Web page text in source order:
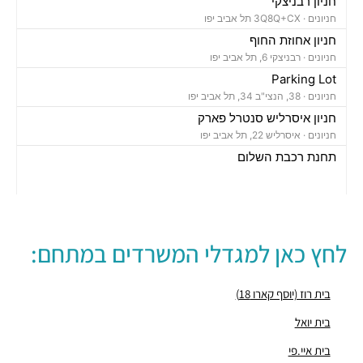
חניונים ·
חניון אחוזת החוף
חניונים · רבניצקי 6, תל אביב יפו
Parking Lot
חניונים ·
חניון איסרליש סנטרל פארק
חניונים · איסרליש 22, תל אביב יפו
תחנת רכבת השלום
רכבת / רכבת קלה ·3QCQ+25 תל אביב יפו
מסעדות · בן אביגדור 3, תל אביב יפו
מסעדות ·הנצי"ב 18, תל אביב יפו
מאפייה fika
לחץ כאן למגדלי המשרדים במתחם:
בית רוז (יוסף קארו 18)
בית יואל
בית איי.פי